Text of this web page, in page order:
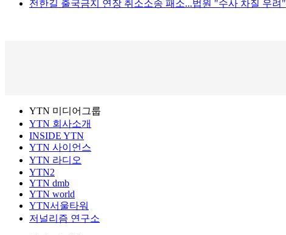
전한길 출국금지 연장 취소소송 패소...법원 "수사 차질 우려"
YTN 미디어그룹
YTN 회사소개
INSIDE YTN
YTN 사이언스
YTN 라디오
YTN2
YTN dmb
YTN world
YTN서울타워
저널리즘 연구소